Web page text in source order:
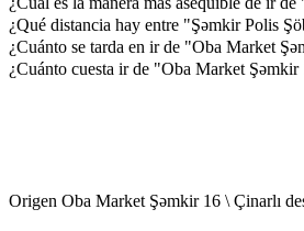
La forma más asequible para ir de "Oba
¿Qué distancia hay entre "Şəmkir Polis
"Şəmkir Polis Şöbəsi" está a unos 13 km
¿Cuánto se tarda en ir de "Oba Market
Se tarda unos 16 min en ir de "Oba
¿Cuánto cuesta ir de "Oba Market
El coste del viaje de "Oba Market
Origen Oba Market Şəmkir 16 \ Çinarlı